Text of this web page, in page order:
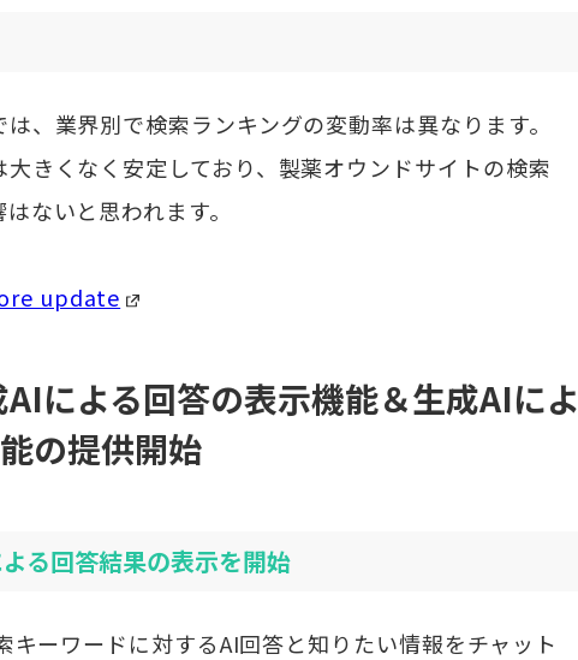
、業界別で検索ランキングの変動率は異なります。
きくなく安定しており、製薬オウンドサイトの検索
ないと思われます。
update
による回答の表示機能＆生成AIによ
の提供開始
る回答結果の表示を開始
キーワードに対するAI回答と知りたい情報をチャット